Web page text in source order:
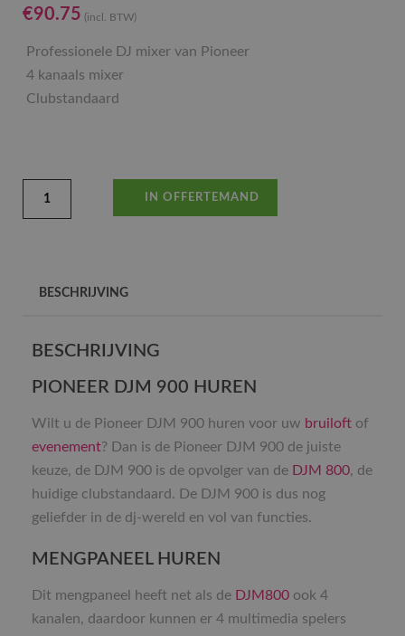
€90.75 (incl. BTW)
Professionele DJ mixer van Pioneer
4 kanaals mixer
Clubstandaard
IN OFFERTEMAND
BESCHRIJVING
BESCHRIJVING
PIONEER DJM 900 HUREN
Wilt u de Pioneer DJM 900 huren voor uw bruiloft of
evenement? Dan is de Pioneer DJM 900 de juiste
keuze, de DJM 900 is de opvolger van de DJM 800, de
huidige clubstandaard. De DJM 900 is dus nog
geliefder in de dj-wereld en vol van functies.
MENGPANEEL HUREN
Dit mengpaneel heeft net als de DJM800 ook 4
kanalen, daardoor kunnen er 4 multimedia spelers